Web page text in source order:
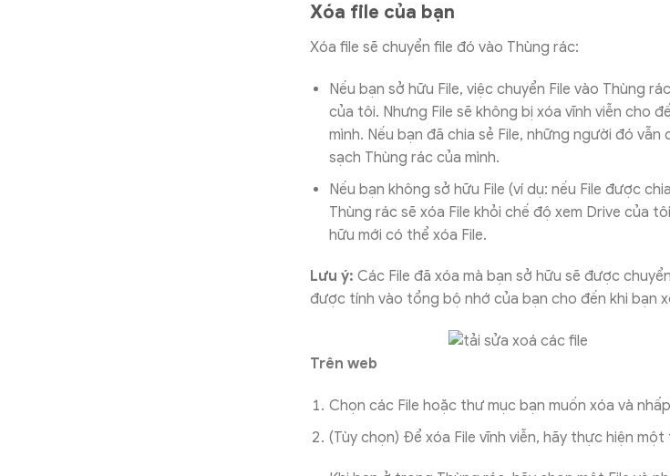
Xóa file của bạn
Xóa file sẽ chuyển file đó vào Thùng rác:
Nếu bạn sở hữu File, việc chuyển File vào Thùng
của tôi. Nhưng File sẽ không bị xóa vĩnh viễn cho
mình. Nếu bạn đã chia sẻ File, những người đó
sạch Thùng rác của mình.
Nếu bạn không sở hữu File (ví dụ: nếu File được
Thùng rác sẽ xóa File khỏi chế độ xem Drive của
hữu mới có thể xóa File.
Lưu ý: Các File đã xóa mà bạn sở hữu sẽ được
được tính vào tổng bộ nhớ của bạn cho đến khi bạn
Trên web
Chọn các File hoặc thư mục bạn muốn xóa và
(Tùy chọn) Để xóa File vĩnh viễn, hãy thực hiện